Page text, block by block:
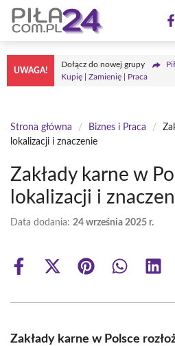
Przejdź
treści
UWAGA!
Dołącz do nowej grupy
Kupię | Zamienię | Praca
Strona główna / Biznes i Praca /
lokalizacji i znaczenie
Zakłady karne w
lokalizacji i
Data dodania: 24 września 2025 r.
Share
Share
(Twitter)
Share Share
Zakłady karne w Polsce